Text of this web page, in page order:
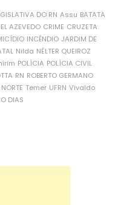
DO RN Assu BATATA
AZEVEDO CRIME CRUZETA
INCÊNDIO JARDIM DE
Nilda NÉLTER QUEIROZ
POLÍCIA POLÍCIA CIVIL
RN ROBERTO GERMANO
Temer UFRN Vivaldo
DIAS